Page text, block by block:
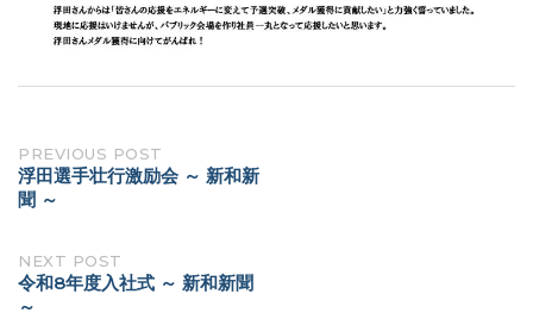
Post
navigation
PREVIOUS POST
浮田選手壮行激励会 ～ 新和新
聞 ～
NEXT POST
令和8年度入社式 ～ 新和新聞
～